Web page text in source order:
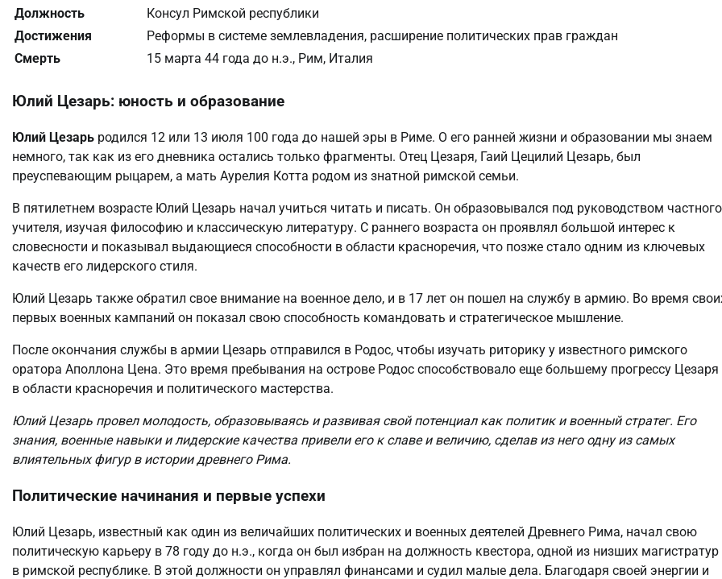
Должность
Консул Римской республики
Достижения
Реформы в системе землевладения, расширение политических прав граждан
Смерть
15 марта 44 года до н.э., Рим, Италия
Юлий Цезарь: юность и образование
Юлий Цезарь родился 12 или 13 июля 100 года до нашей эры в Риме. О его ранней жизни и образовании мы знаем
немного, так как из его дневника остались только фрагменты. Отец Цезаря, Гаий Цецилий Цезарь, был
преуспевающим рыцарем, а мать Аурелия Котта родом из знатной римской семьи.
В пятилетнем возрасте Юлий Цезарь начал учиться читать и писать. Он образовывался под руководством частного
учителя, изучая философию и классическую литературу. С раннего возраста он проявлял большой интерес к
словесности и показывал выдающиеся способности в области красноречия, что позже стало одним из ключевых
качеств его лидерского стиля.
Юлий Цезарь также обратил свое внимание на военное дело, и в 17 лет он пошел на службу в армию. Во время
первых военных кампаний он показал свою способность командовать и стратегическое мышление.
После окончания службы в армии Цезарь отправился в Родос, чтобы изучать риторику у известного римского
оратора Аполлона Цена. Это время пребывания на острове Родос способствовало еще большему прогрессу Цезаря
в области красноречия и политического мастерства.
Юлий Цезарь провел молодость, образовываясь и развивая свой потенциал как политик и военный стратег. Его
знания, военные навыки и лидерские качества привели его к славе и величию, сделав из него одну из самых
влиятельных фигур в истории древнего Рима.
Политические начинания и первые успехи
Юлий Цезарь, известный как один из величайших политических и военных деятелей Древнего Рима, начал свою
политическую карьеру в 78 году до н.э., когда он был избран на должность квестора, одной из низших магистратур
в римской республике. В этой должности он управлял финансами и судил малые дела. Благодаря своей энергии и